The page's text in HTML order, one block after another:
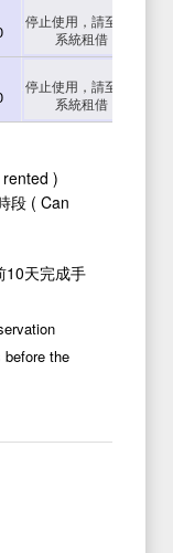
停止使用，請至2.0
系統租借
停止使用，請至2.0
系統租借
)
段 ( Can
10天完成手
before the